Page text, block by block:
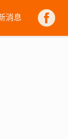
消息 FB